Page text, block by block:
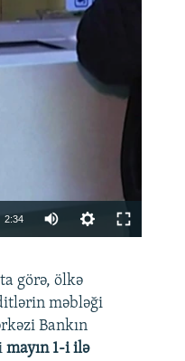
2:34
360p
480p
720p
görə, ölkə
məbləği
Bankın
mayın 1-i ilə